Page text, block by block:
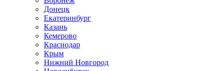
Донецк
Екатеринбург
Казань
Кемерово
Краснодар
Крым
Нижний Новгород